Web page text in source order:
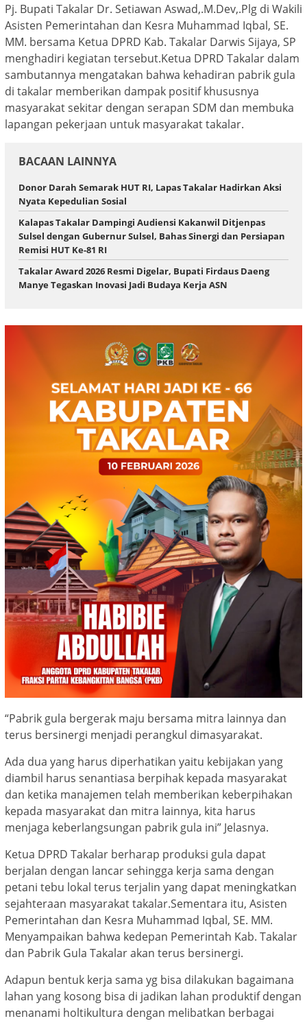
Pj. Bupati Takalar Dr. Setiawan Aswad,.M.Dev,.Plg di Wakili
Asisten Pemerintahan dan Kesra Muhammad Iqbal, SE.
MM. bersama Ketua DPRD Kab. Takalar Darwis Sijaya, SP
menghadiri kegiatan tersebut.Ketua DPRD Takalar dalam
sambutannya mengatakan bahwa kehadiran pabrik gula
di takalar memberikan dampak positif khususnya
masyarakat sekitar dengan serapan SDM dan membuka
lapangan pekerjaan untuk masyarakat takalar.
BACAAN LAINNYA
Donor Darah Semarak HUT RI, Lapas Takalar Hadirkan Aksi
Nyata Kepedulian Sosial
Kalapas Takalar Dampingi Audiensi Kakanwil Ditjenpas
Sulsel dengan Gubernur Sulsel, Bahas Sinergi dan Persiapan
Remisi HUT Ke-81 RI
Takalar Award 2026 Resmi Digelar, Bupati Firdaus Daeng
Manye Tegaskan Inovasi Jadi Budaya Kerja ASN
“Pabrik gula bergerak maju bersama mitra lainnya dan
terus bersinergi menjadi perangkul dimasyarakat.
Ada dua yang harus diperhatikan yaitu kebijakan yang
diambil harus senantiasa berpihak kepada masyarakat
dan ketika manajemen telah memberikan keberpihakan
kepada masyarakat dan mitra lainnya, kita harus
menjaga keberlangsungan pabrik gula ini” Jelasnya.
Ketua DPRD Takalar berharap produksi gula dapat
berjalan dengan lancar sehingga kerja sama dengan
petani tebu lokal terus terjalin yang dapat meningkatkan
sejahteraan masyarakat takalar.Sementara itu, Asisten
Pemerintahan dan Kesra Muhammad Iqbal, SE. MM.
Menyampaikan bahwa kedepan Pemerintah Kab. Takalar
dan Pabrik Gula Takalar akan terus bersinergi.
Adapun bentuk kerja sama yg bisa dilakukan bagaimana
lahan yang kosong bisa di jadikan lahan produktif dengan
menanami holtikultura dengan melibatkan berbagai